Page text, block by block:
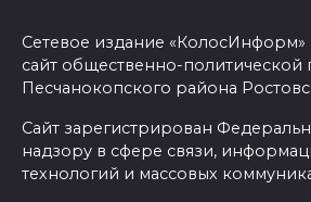
Сетевое издание
сайт общественно-политической
Песчанокопского района
Сайт зарегистрирован
надзору в сфере связи,
технологий и массовых